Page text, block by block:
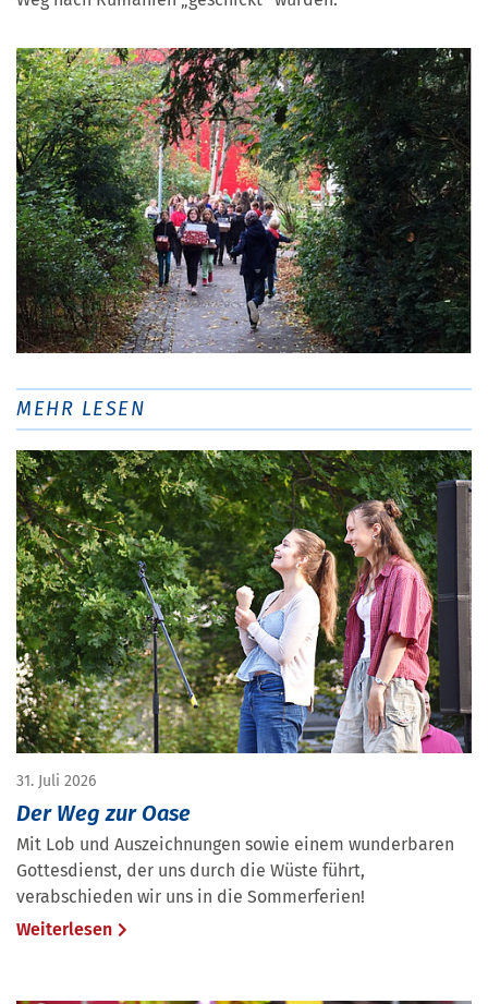
MEHR LESEN
31. Juli 2026
Der Weg zur Oase
Mit Lob und Auszeichnungen sowie einem wunderbaren
Gottesdienst, der uns durch die Wüste führt,
verabschieden wir uns in die Sommerferien!
Weiterlesen